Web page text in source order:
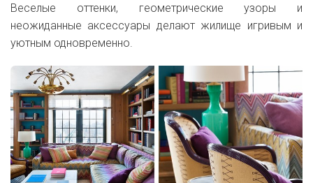
Веселые оттенки, геометрические узоры и
неожиданные аксессуары делают жилище игривым и
уютным одновременно.